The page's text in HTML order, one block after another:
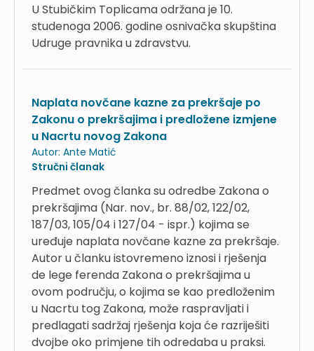
U Stubičkim Toplicama održana je 10.
studenoga 2006. godine osnivačka skupština
Udruge pravnika u zdravstvu.
Naplata novčane kazne za prekršaje po
Zakonu o prekršajima i predložene izmjene
u Nacrtu novog Zakona
Autor: Ante Matić
Stručni članak
Predmet ovog članka su odredbe Zakona o
prekršajima (Nar. nov., br. 88/02, 122/02,
187/03, 105/04 i 127/04 - ispr.) kojima se
uređuje naplata novčane kazne za prekršaje.
Autor u članku istovremeno iznosi i rješenja
de lege ferenda Zakona o prekršajima u
ovom području, o kojima se kao predloženim
u Nacrtu tog Zakona, može raspravljati i
predlagati sadržaj rješenja koja će razriješiti
dvojbe oko primjene tih odredaba u praksi.